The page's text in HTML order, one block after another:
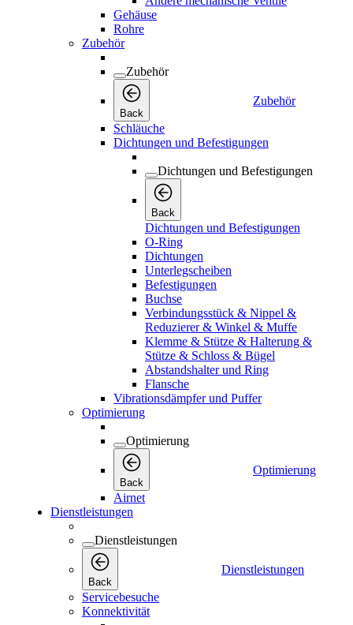
Gehäuse
Rohre
Zubehör
Zubehör
Back
Zubehör
Schläuche
Dichtungen und Befestigungen
Dichtungen und Befestigungen
Back
Dichtungen und Befestigungen
O-Ring
Dichtungen
Unterlegscheiben
Befestigungen
Buchse
Verbindungsstück & Nippel &
Reduzierer & Winkel & Muffe
Klemme & Stütze & Halterung &
Stütze & Schloss & Bügel
Abstandshalter und Ring
Flansche
Vibrationsdämpfer und Puffer
Optimierung
Optimierung
Back
Optimierung
Airnet
Dienstleistungen
Dienstleistungen
Back
Dienstleistungen
Servicebesuche
Konnektivität